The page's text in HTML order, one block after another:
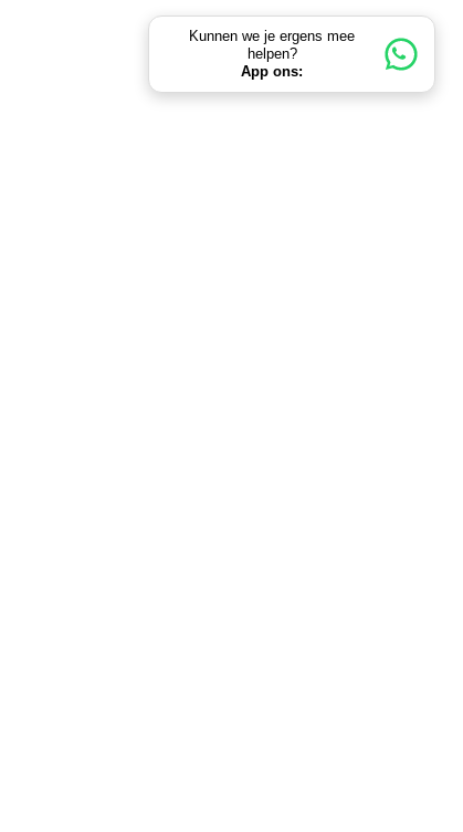
Kunnen we je ergens mee
helpen?
App ons: